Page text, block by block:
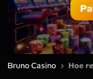
Bruno Casino › Hoe